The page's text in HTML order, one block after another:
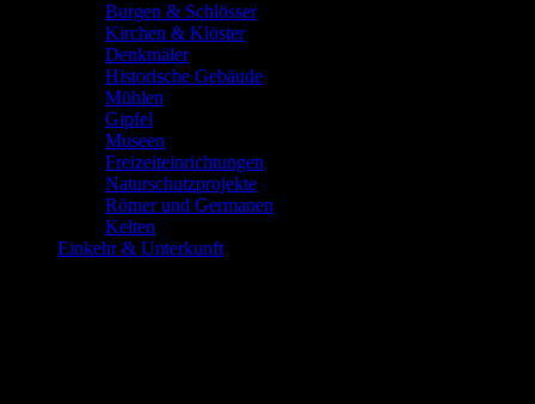
Burgen & Schlösser
Kirchen & Klöster
Denkmäler
Historische Gebäude
Mühlen
Gipfel
Museen
Freizeiteinrichtungen
Naturschutzprojekte
Römer und Germanen
Kelten
Einkehr & Unterkunft